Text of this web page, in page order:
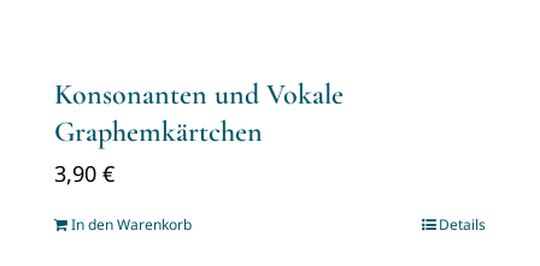
Konsonanten und Vokale
Graphemkärtchen
3,90 €
In den Warenkorb Details